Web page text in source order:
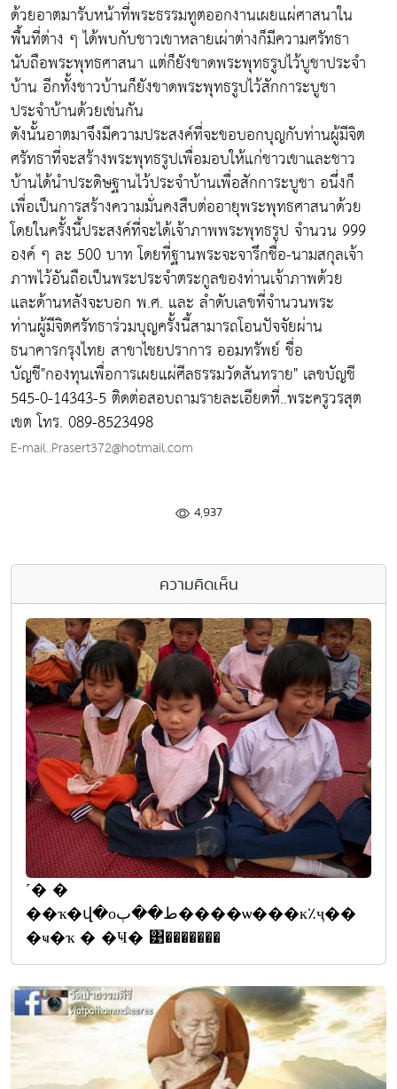
ด้วยอาตมารับหน้าที่พระธรรมทูตออกงานเผยแผ่ศาสนาใน
พื้นที่ต่าง ๆ ได้พบกับชาวเขาหลายเผ่าต่างก็มีความศรัทธา
นับถือพระพุทธศาสนา แต่ก็ยังขาดพระพุทธรูปไว้บูชาประจำ
บ้าน อีกทั้งชาวบ้านก็ยังขาดพระพุทธรูปไว้สักการะบูชา
ประจำบ้านด้วยเช่นกัน
ดังนั้นอาตมาจึงมีความประสงค์ที่จะขอบอกบุญกับท่านผู้มีจิต
ศรัทธาที่จะสร้างพระพุทธรูปเพื่อมอบให้แก่ชาวเขาและชาว
บ้านได้นำประดิษฐานไว้ประจำบ้านเพื่อสักการะบูชา อนึ่งก็
เพื่อเป็นการสร้างความมั่นคงสืบต่ออายุพระพุทธศาสนาด้วย
โดยในครั้งนี้ประสงค์ที่จะได้เจ้าภาพพระพุทธรูป จำนวน 999
องค์ ๆ ละ 500 บาท โดยที่ฐานพระจะจารึกชื่อ-นามสกุลเจ้า
ภาพไว้อันถือเป็นพระประจำตระกูลของท่านเจ้าภาพด้วย
และด้านหลังจะบอก พ.ศ. และ ลำดับเลขที่จำนวนพระ
ท่านผู้มีจิตศรัทธาร่วมบุญครั้งนี้สามารถโอนปัจจัยผ่าน
ธนาคารกรุงไทย สาขาไชยปราการ ออมทรัพย์ ชื่อ
บัญชี"กองทุนเพื่อการเผยแผ่ศีลธรรมวัดสันทราย" เลขบัญชี
545-0-14343-5 ติดต่อสอบถามรายละเอียดที่..พระครูวรสุต
เขต โทร. 089-8523498
E-mail..Prasert372@hotmail.com
4,937
ความคิดเห็น
˹� �
��ҡ�վ�оط��ٻ����ѡ���к٪ҷ��
�ҹ�ҡ � �Ҹ� ͹�������